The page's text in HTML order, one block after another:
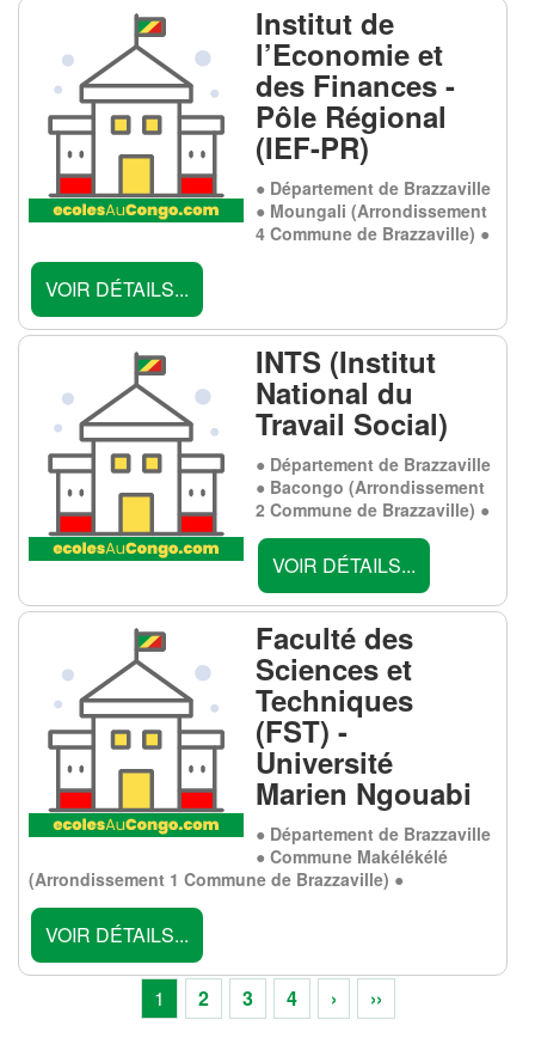
Institut de
l’Economie et
des Finances -
Pôle Régional
(IEF-PR)
● Département de Brazzaville
● Moungali (Arrondissement
4 Commune de Brazzaville) ●
VOIR DÉTAILS...
INTS (Institut
National du
Travail Social)
● Département de Brazzaville
● Bacongo (Arrondissement
2 Commune de Brazzaville) ●
VOIR DÉTAILS...
Faculté des
Sciences et
Techniques
(FST) -
Université
Marien Ngouabi
● Département de Brazzaville
● Commune Makélékélé
(Arrondissement 1 Commune de Brazzaville) ●
VOIR DÉTAILS...
1 2 3 4 › ››